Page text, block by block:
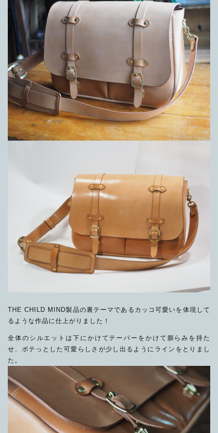
THE CHILD MIND製品の裏テーマであるカッコ可愛いを体現して
るような作品に仕上がりました！
全体のシルエットは下にかけてテーパーをかけて膨らみを持た
せ、ボテっとした可愛らしさが少し出るようにラインをとりまし
た。